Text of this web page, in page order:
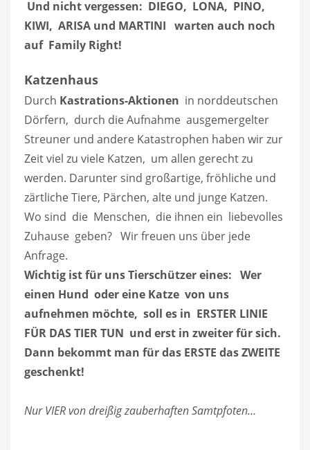
Und nicht vergessen: DIEGO, LONA, PINO,
KIWI, ARISA und MARTINI warten auch noch
auf Family Right!
Katzenhaus
Durch Kastrations-Aktionen in norddeutschen
Dörfern, durch die Aufnahme ausgemergelter
Streuner und andere Katastrophen haben wir zur
Zeit viel zu viele Katzen, um allen gerecht zu
werden. Darunter sind großartige, fröhliche und
zärtliche Tiere, Pärchen, alte und junge Katzen.
Wo sind die Menschen, die ihnen ein liebevolles
Zuhause geben? Wir freuen uns über jede
Anfrage.
Wichtig ist für uns Tierschützer eines: Wer
einen Hund oder eine Katze von uns
aufnehmen möchte, soll es in ERSTER LINIE
FÜR DAS TIER TUN und erst in zweiter für sich.
Dann bekommt man für das ERSTE das ZWEITE
geschenkt!
Nur VIER von dreißig zauberhaften Samtpfoten…